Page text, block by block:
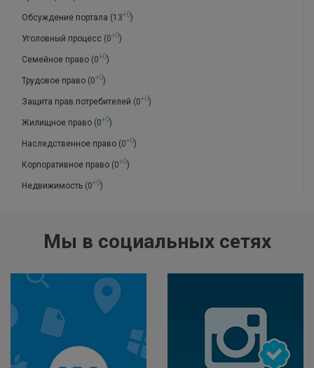
Обсуждение портала (13+0)
Уголовный процесс (0+0)
Семейное право (0+0)
Трудовое право (0+0)
Защита прав потребителей (0+0)
Жилищное право (0+0)
Наследственное право (0+0)
Корпоративное право (0+0)
Недвижимость (0+0)
Мы в социальных сетях